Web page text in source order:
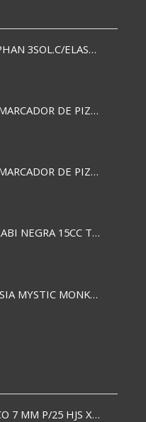
CARPETA PRESSPHAN 3SOL.C/ELAST MARRON A4 P01A
TINTA TRABI P/ MARCADOR DE PIZARRA x30ml AZUL
TINTA TRABI P/ MARCADOR DE PIZARRA x30ml ROJO
TINTA CHINA TRABI NEGRA 15CC TR3460
BOLSA PAPEL FTSIA MYSTIC MONKEY 14/08/20
ESPIRAL PLASTICO 7 MM P/25 HJS X50x3000